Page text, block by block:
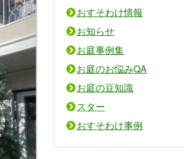
おすそわけ情報
お知らせ
お庭事例集
お庭のお悩みQA
お庭の豆知識
スター
おすそわけ事例